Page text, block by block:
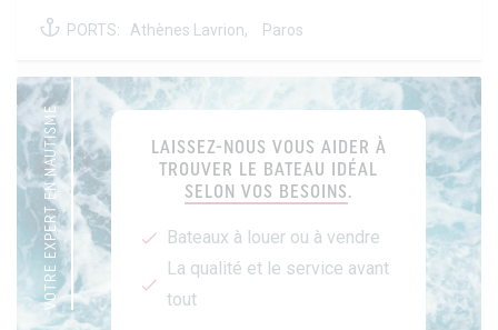
PORTS: Athènes Lavrion, Paros
VOTRE EXPERT EN NAUTISME
LAISSEZ-NOUS VOUS AIDER À
TROUVER LE BATEAU IDÉAL
SELON VOS BESOINS.
Bateaux à louer ou à vendre
La qualité et le service avant
tout